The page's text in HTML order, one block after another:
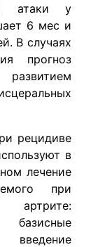
атаки у
6 мес и
В случаях
прогноз
рецидиве
в
лечение
при
базисные
введение